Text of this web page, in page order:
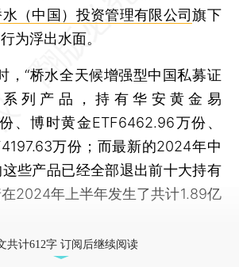
水（中国）投资管理有限公司旗下
为浮出水面。
“桥水全天候增强型中国私募证
列产品，持有华安黄金易
、博时黄金ETF6462.96万份、
万份；而最新的2024年中
些产品已经全部退出前十大持有
2024年上半年发生了共计1.89亿
共计612字 订阅后继续阅读